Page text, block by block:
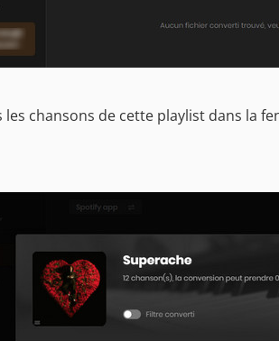
chansons de cette playlist dans la